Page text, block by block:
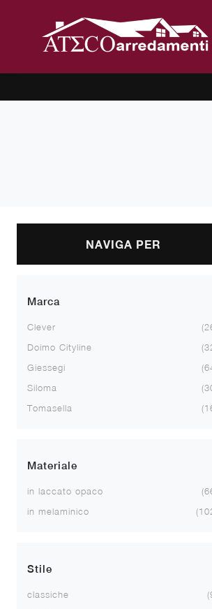
NAVIGA PER
Marca
Clever
Doimo Cityline
Giessegi
Siloma
Tomasella
Materiale
in laccato opaco
in melaminico
Stile
classiche